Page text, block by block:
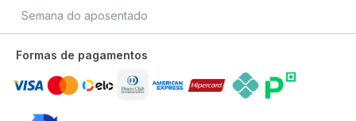
Semana do aposentado
Formas de pagamentos